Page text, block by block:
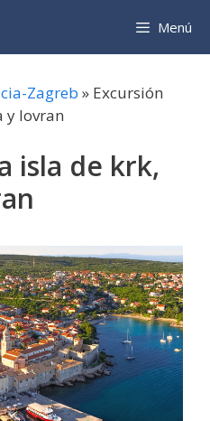
Menú
Zagreb » Excursión
y lovran
isla de krk,